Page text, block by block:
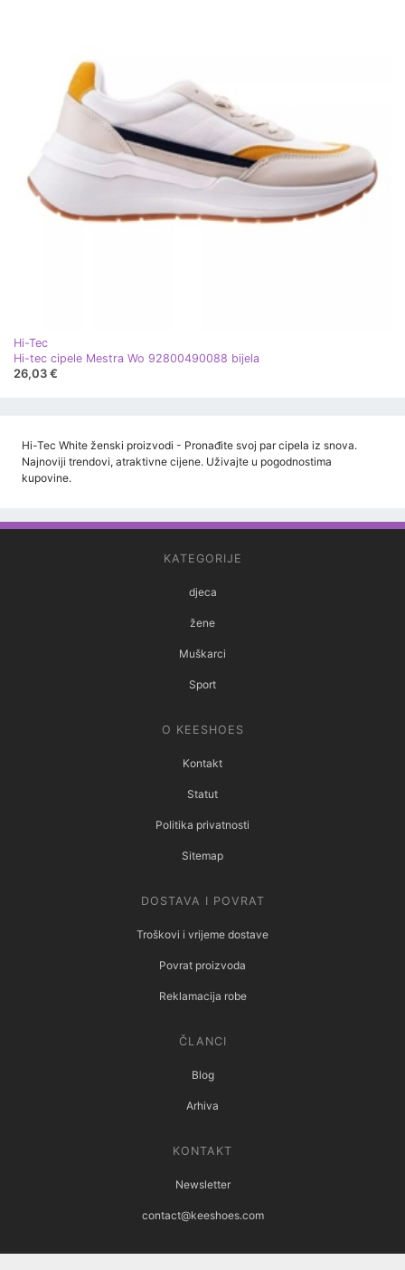
Hi-Tec
Hi-tec cipele Mestra Wo 92800490088 bijela
26,03 €
Hi-Tec White ženski proizvodi - Pronađite svoj par cipela iz snova.
Najnoviji trendovi, atraktivne cijene. Uživajte u pogodnostima
kupovine.
KATEGORIJE
djeca
žene
Muškarci
Sport
O KEESHOES
Kontakt
Statut
Politika privatnosti
Sitemap
DOSTAVA I POVRAT
Troškovi i vrijeme dostave
Povrat proizvoda
Reklamacija robe
ČLANCI
Blog
Arhiva
KONTAKT
Newsletter
contact@keeshoes.com